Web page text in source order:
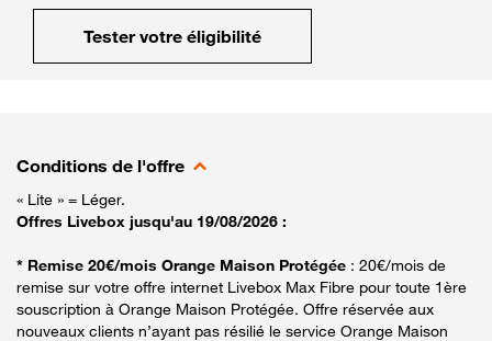
Tester votre éligibilité
Conditions de l'offre
« Lite » = Léger.
Offres Livebox jusqu'au 19/08/2026 :
* Remise 20€/mois Orange Maison Protégée : 20€/mois de
remise sur votre offre internet Livebox Max Fibre pour toute 1ère
souscription à Orange Maison Protégée. Offre réservée aux
nouveaux clients n’ayant pas résilié le service Orange Maison